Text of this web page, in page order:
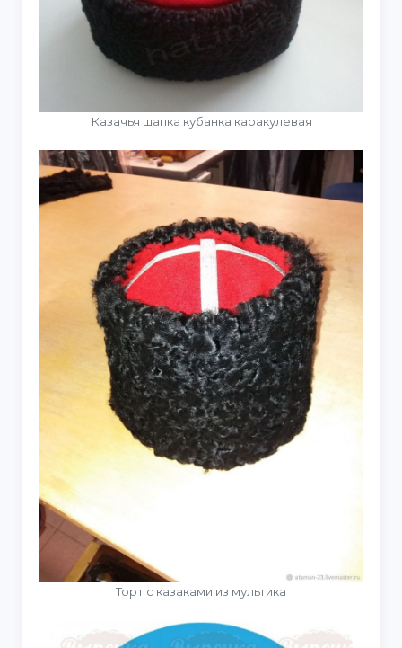
Казачья шапка кубанка каракулевая
Торт с казаками из мультика